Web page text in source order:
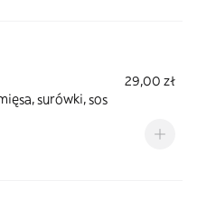
29,00 zł
surówki, sos